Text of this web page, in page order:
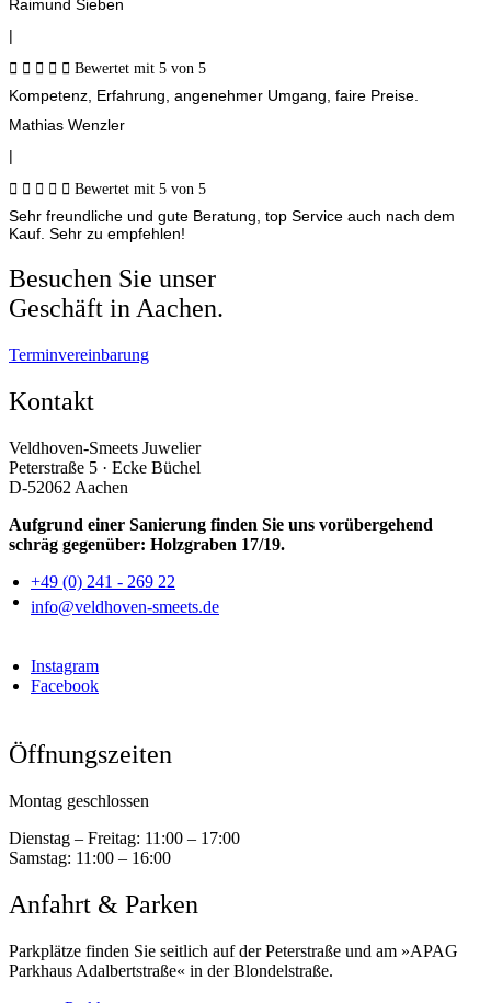
Raimund Sieben
|
     Bewertet mit 5 von 5
Kompetenz, Erfahrung, angenehmer Umgang, faire Preise.
Mathias Wenzler
|
     Bewertet mit 5 von 5
Sehr freundliche und gute Beratung, top Service auch nach dem
Kauf. Sehr zu empfehlen!
Besuchen Sie unser
Geschäft in Aachen.
Terminvereinbarung
Kontakt
Veldhoven-Smeets Juwelier
Peterstraße 5 · Ecke Büchel
D-52062 Aachen
Aufgrund einer Sanierung finden Sie uns vorübergehend
schräg gegenüber: Holzgraben 17/19.
+49 (0) 241 - 269 22
info@veldhoven-smeets.de
Instagram
Facebook
Öffnungszeiten
Montag geschlossen
Dienstag – Freitag: 11:00 – 17:00
Samstag: 11:00 – 16:00
Anfahrt & Parken
Parkplätze finden Sie seitlich auf der Peterstraße und am »APAG
Parkhaus Adalbertstraße« in der Blondelstraße.